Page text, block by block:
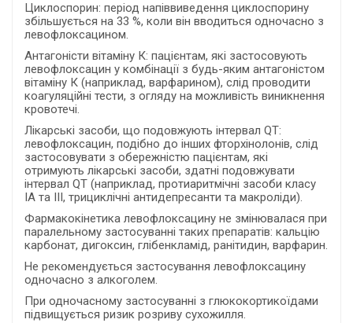
Циклоспорин: період напіввиведення циклоспорину
збільшується на 33 %, коли він вводиться одночасно з
левофлоксацином.
Антагоністи вітаміну К: пацієнтам, які застосовують
левофлоксацин у комбінації з будь-яким антагоністом
вітаміну К (наприклад, варфарином), слід проводити
коагуляційні тести, з огляду на можливість виникнення
кровотечі.
Лікарські засоби, що подовжують інтервал QT:
левофлоксацин, подібно до інших фторхінолонів, слід
застосовувати з обережністю пацієнтам, які
отримують лікарські засоби, здатні подовжувати
інтервал QT (наприклад, протиаритмічні засоби класу
ІА та ІІІ, трициклічні антидепресанти та макроліди).
Фармакокінетика левофлоксацину не змінювалася при
паралельному застосуванні таких препаратів: кальцію
карбонат, дигоксин, глібенкламід, ранітидин, варфарин.
Не рекомендується застосування левофлоксацину
одночасно з алкоголем.
При одночасному застосуванні з глюкокортикоїдами
підвищується ризик розриву сухожилля.